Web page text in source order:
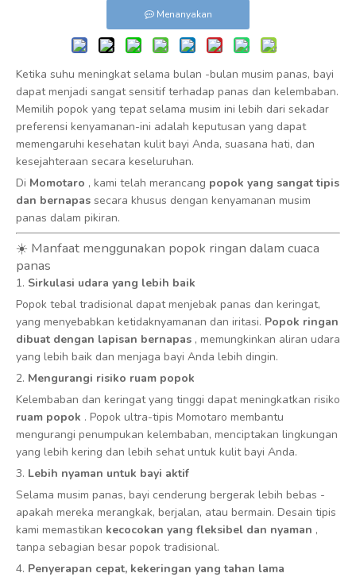
Menanyakan
Ketika suhu meningkat selama bulan -bulan musim panas, bayi
dapat menjadi sangat sensitif terhadap panas dan kelembaban.
Memilih popok yang tepat selama musim ini lebih dari sekadar
preferensi kenyamanan-ini adalah keputusan yang dapat
memengaruhi kesehatan kulit bayi Anda, suasana hati, dan
kesejahteraan secara keseluruhan.
Di Momotaro , kami telah merancang popok yang sangat tipis
dan bernapas secara khusus dengan kenyamanan musim
panas dalam pikiran.
☀️ Manfaat menggunakan popok ringan dalam cuaca
panas
1. Sirkulasi udara yang lebih baik
Popok tebal tradisional dapat menjebak panas dan keringat,
yang menyebabkan ketidaknyamanan dan iritasi. Popok ringan
dibuat dengan lapisan bernapas , memungkinkan aliran udara
yang lebih baik dan menjaga bayi Anda lebih dingin.
2. Mengurangi risiko ruam popok
Kelembaban dan keringat yang tinggi dapat meningkatkan risiko
ruam popok . Popok ultra-tipis Momotaro membantu
mengurangi penumpukan kelembaban, menciptakan lingkungan
yang lebih kering dan lebih sehat untuk kulit bayi Anda.
3. Lebih nyaman untuk bayi aktif
Selama musim panas, bayi cenderung bergerak lebih bebas -
apakah mereka merangkak, berjalan, atau bermain. Desain tipis
kami memastikan kecocokan yang fleksibel dan nyaman ,
tanpa sebagian besar popok tradisional.
4. Penyerapan cepat, kekeringan yang tahan lama